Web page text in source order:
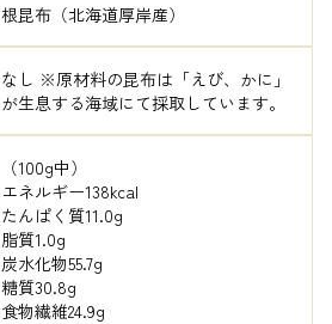
根昆布（北海道厚岸産）
なし ※原材料の昆布は「えび、かに」
が生息する海域にて採取しています。
（100g中）
エネルギー138kcal
たんぱく質11.0g
脂質1.0g
炭水化物55.7g
糖質30.8g
食物繊維24.9g